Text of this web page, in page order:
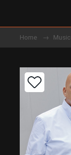
Home Music